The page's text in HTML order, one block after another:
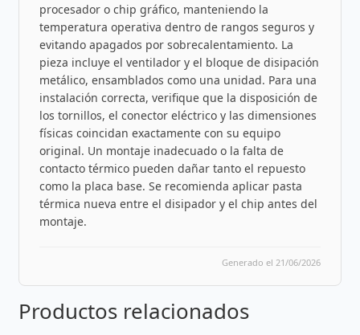
procesador o chip gráfico, manteniendo la
temperatura operativa dentro de rangos seguros y
evitando apagados por sobrecalentamiento. La
pieza incluye el ventilador y el bloque de disipación
metálico, ensamblados como una unidad. Para una
instalación correcta, verifique que la disposición de
los tornillos, el conector eléctrico y las dimensiones
físicas coincidan exactamente con su equipo
original. Un montaje inadecuado o la falta de
contacto térmico pueden dañar tanto el repuesto
como la placa base. Se recomienda aplicar pasta
térmica nueva entre el disipador y el chip antes del
montaje.
Generado el 21/06/2026
Productos relacionados